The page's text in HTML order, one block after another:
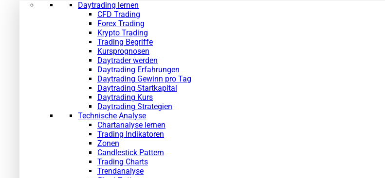
Daytrading lernen
CFD Trading
Forex Trading
Krypto Trading
Trading Begriffe
Kursprognosen
Daytrader werden
Daytrading Erfahrungen
Daytrading Gewinn pro Tag
Daytrading Startkapital
Daytrading Kurs
Daytrading Strategien
Technische Analyse
Chartanalyse lernen
Trading Indikatoren
Zonen
Candlestick Pattern
Trading Charts
Trendanalyse